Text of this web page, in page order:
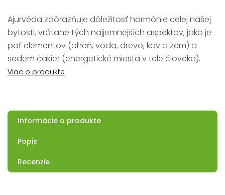
Ajurvéda zdôrazňuje dôležitosť harmónie celej našej
bytosti, vrátane tých najjemnejších aspektov, jako je
päť elementov (oheň, voda, drevo, kov a zem) a
sedem čakier (energetické miesta v tele človeka).
Viac o produkte
Informácie o produkte
Popis
Recenzie